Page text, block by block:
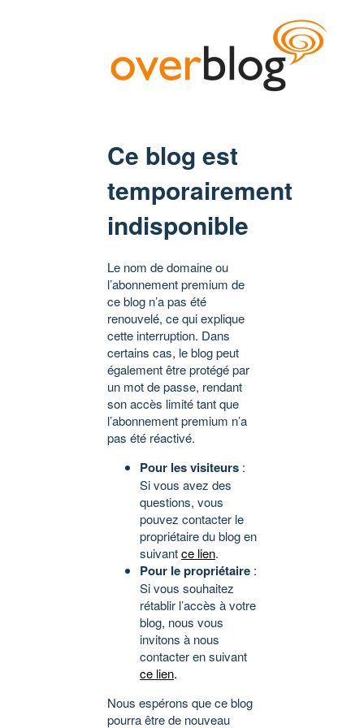
Ce blog est
temporairement
indisponible
Le nom de domaine ou
l’abonnement premium de
ce blog n’a pas été
renouvelé, ce qui explique
cette interruption. Dans
certains cas, le blog peut
également être protégé par
un mot de passe, rendant
son accès limité tant que
l’abonnement premium n’a
pas été réactivé.
Pour les visiteurs :
Si vous avez des
questions, vous
pouvez contacter le
propriétaire du blog en
suivantce lien.
Pour le propriétaire :
Si vous souhaitez
rétablir l’accès à votre
blog, nous vous
invitons à nous
contacter en suivant
ce lien.
Nous espérons que ce blog
pourra être de nouveau